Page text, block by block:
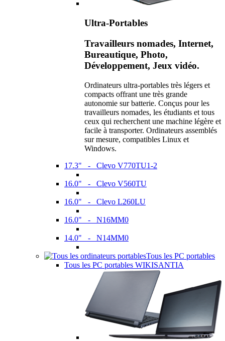
Ultra-Portables
Travailleurs nomades, Internet,
Bureautique, Photo,
Développement, Jeux vidéo.
Ordinateurs ultra-portables très légers et
compacts offrant une très grande
autonomie sur batterie. Conçus pour les
travailleurs nomades, les étudiants et tous
ceux qui recherchent une machine légère et
facile à transporter. Ordinateurs assemblés
sur mesure, compatibles Linux et
Windows.
17.3" - Clevo V770TU1-2
16.0" - Clevo V560TU
16.0" - Clevo L260LU
16.0" - N16MM0
14.0" - N14MM0
Tous les PC portables
Tous les PC portables WIKISANTIA